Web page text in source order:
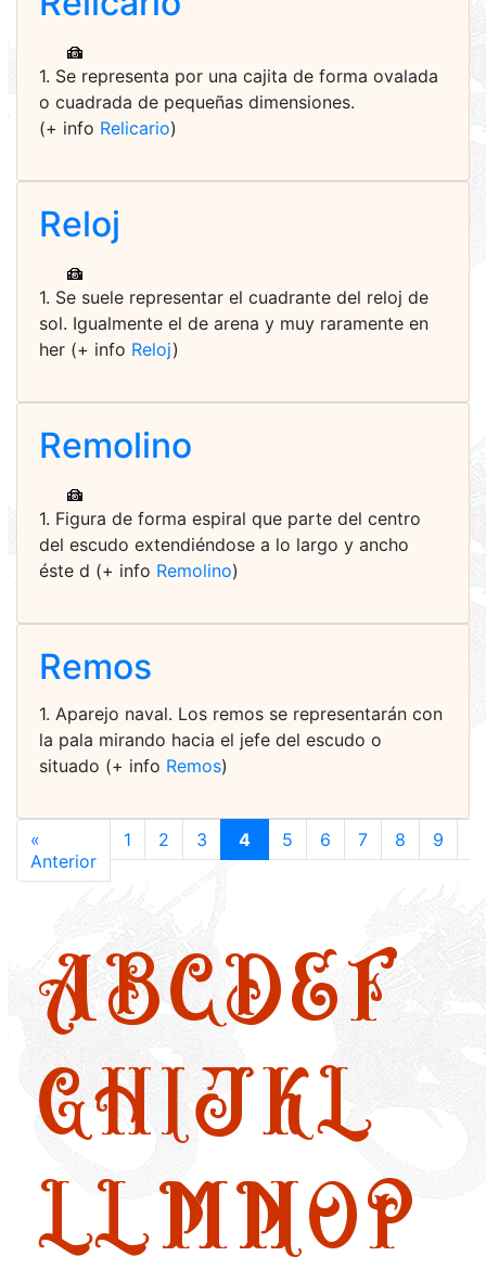
1. Se representa por una cajita de forma ovalada
o cuadrada de pequeñas dimensiones.
(+ info Relicario)
Reloj
1. Se suele representar el cuadrante del reloj de
sol. Igualmente el de arena y muy raramente en
her (+ info Reloj)
Remolino
1. Figura de forma espiral que parte del centro
del escudo extendiéndose a lo largo y ancho
éste d (+ info Remolino)
Remos
1. Aparejo naval. Los remos se representarán con
la pala mirando hacia el jefe del escudo o
situado (+ info Remos)
«
Anterior
1 2 3 4 5 6 7 8 9
ABCDEF
GHIJKL
LLMNOP